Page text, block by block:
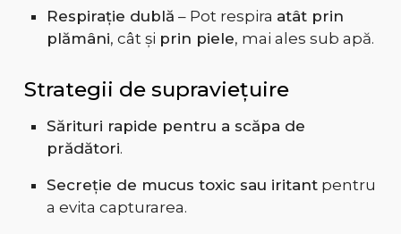
Respirație dublă – Pot respira atât prin
plămâni, cât și prin piele, mai ales sub apă.
Strategii de supraviețuire
Sărituri rapide pentru a scăpa de
prădători.
Secreție de mucus toxic sau iritantpentru
a evita capturarea.